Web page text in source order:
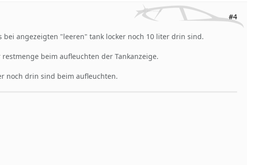
#4
angezeigten "leeren" tank locker noch 10 liter drin sind.
beim aufleuchten der Tankanzeige.
noch drin sind beim aufleuchten.